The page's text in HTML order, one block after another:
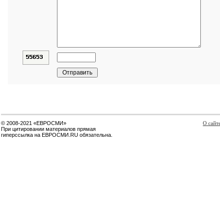
© 2008-2021 «ЕВРОСМИ»
При цитировании материалов прямая
гиперссылка на ЕВРОСМИ.RU обязательна.
О